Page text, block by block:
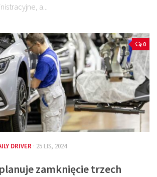
a...
0
DRIVER · 25 LIS, 2024
zamknięcie trzech